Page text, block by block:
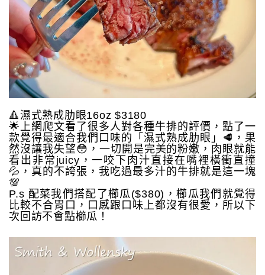
🔺濕式熟成肋眼16oz $3180
🌟上網爬文看了很多人對各種牛排的評價，點了一
款覺得最適合我們口味的「濕式熟成肋眼」🥩，果
然沒讓我失望😳，一切開是完美的粉嫩，肉眼就能
看出非常juicy，一咬下肉汁直接在嘴裡橫衝直撞
💦，真的不誇張，我吃過最多汁的牛排就是這一塊
💯
P.s 配菜我們搭配了櫛瓜($380)，櫛瓜我們就覺得
比較不合胃口，口感跟口味上都沒有很愛，所以下
次回訪不會點櫛瓜！